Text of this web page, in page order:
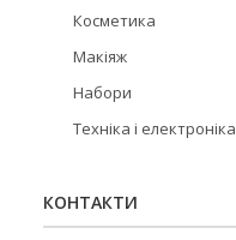
Косметика
Макіяж
Набори
Техніка і електроніка
КОНТАКТИ